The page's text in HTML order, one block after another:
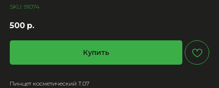
SKU: 91074
500 р.
Купить
Пинцет косметический T.07